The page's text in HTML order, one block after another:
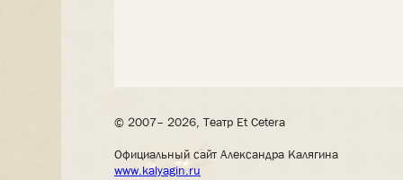
© 2007– 2026, Театр Et Cetera
Официальный сайт Александра Калягина
www.kalyagin.ru